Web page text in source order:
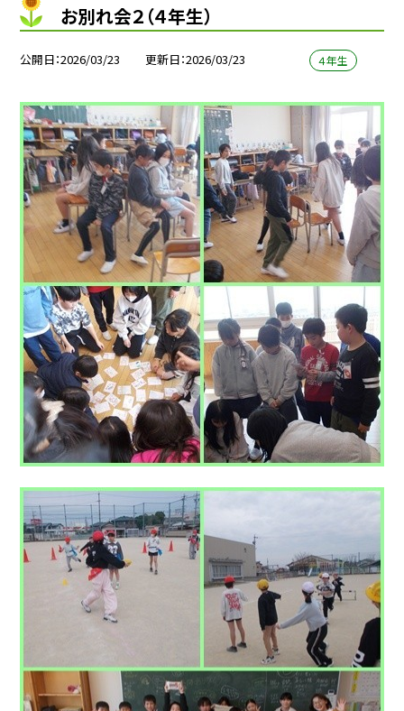
お別れ会２（４年生）
公開日 2026/03/23 更新日 2026/03/23 ４年生